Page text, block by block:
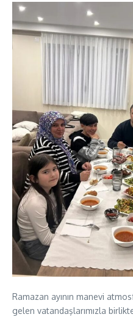
Ramazan ayının manevi
gelen vatandaşlarımızla